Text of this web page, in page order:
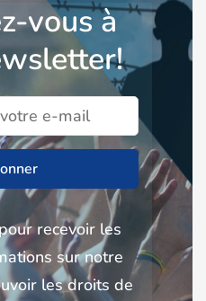
vous à
recevoir les
sur notre
les droits de